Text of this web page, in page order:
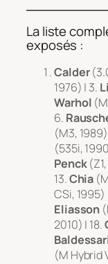
La liste
exposés :
Calder
1976) | 3.
Warhol
6.
(M3,
(535i,
Penck(Z1,
13.Chia
CSi, 1995)
Eliasson
2010) | 18.
(M Hybrid